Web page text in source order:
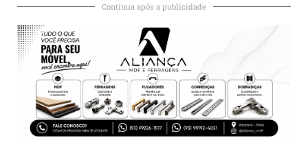
Continua após a publicidade